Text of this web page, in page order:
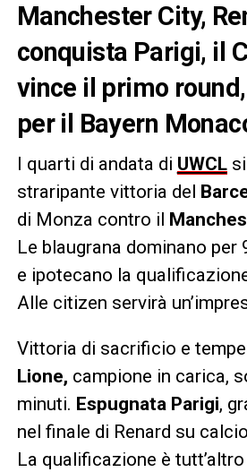
Manchester City,
conquista Parigi, il
vince il primo
per il Bayern
I quarti di andata di UWCLsi
straripante vittoria del
di Monza contro il
Le blaugrana dominano per
e ipotecano la
Alle citizen servirà
Vittoria di sacrificio e
Lione, campione in carica,
minuti. Espugnata Parigi,
nel finale di Renard su
La qualificazione è